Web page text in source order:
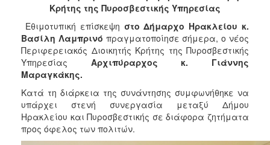
2013
2012
2011
2010
2006
Κρήτης της Πυροσβεστικής Υπηρεσίας
Εθιμοτυπική επίσκεψη στο Δήμαρχο Ηρακλείου κ.
Βασίλη Λαμπρινό πραγματοποίησε σήμερα, ο νέος
Περιφερειακός Διοικητής Κρήτης της Πυροσβεστικής
Υπηρεσίας Αρχιπύραρχος κ. Γιάννης
Μαραγκάκης.
Κατά τη διάρκεια της συνάντησης συμφωνήθηκε να
υπάρχει στενή συνεργασία μεταξύ Δήμου
Ηρακλείου και Πυροσβεστικής σε διάφορα ζητήματα
προς όφελος των πολιτών.